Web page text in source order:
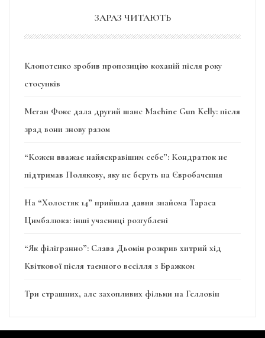
ЗАРАЗ ЧИТАЮТЬ
Клопотенко зробив пропозицію коханій після року
стосунків
Меган Фокс дала другий шанс Machine Gun Kelly: після
зрад вони знову разом
“Кожен вважає найяскравішим себе”: Кондратюк не
підтримав Полякову, яку не беруть на Євробачення
На “Холостяк 14” прийшла давня знайома Тараса
Цимбалюка: інші учасниці розгублені
“Як філігранно”: Слава Дьомін розкрив хитрий хід
Квіткової після таємного весілля з Бражком
Три страшних, але захопливих фільми на Гелловін